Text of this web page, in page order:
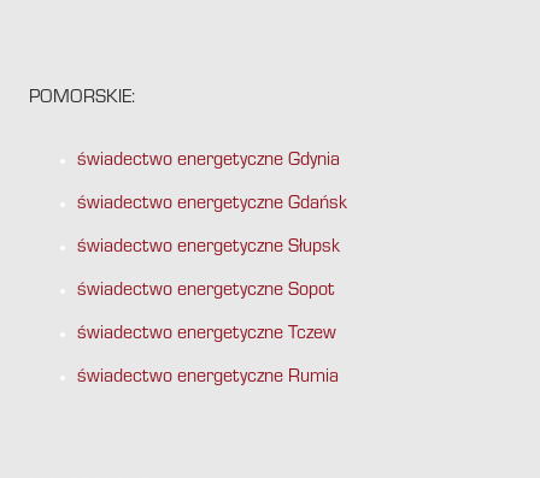
POMORSKIE:
świadectwo energetyczne Gdynia
świadectwo energetyczne Gdańsk
świadectwo energetyczne Słupsk
świadectwo energetyczne Sopot
świadectwo energetyczne Tczew
świadectwo energetyczne Rumia